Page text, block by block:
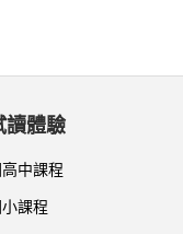
讀體驗
高中課程
小課程